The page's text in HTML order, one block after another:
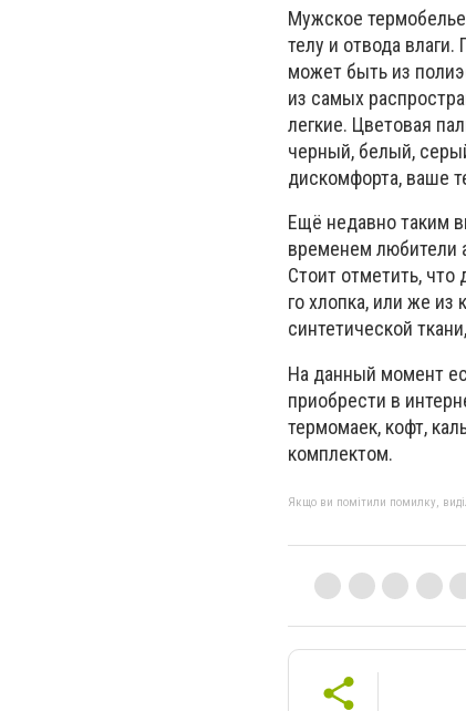
Мужское термобелье
телу и отвода
может быть из
из самых
легкие. Цветовая
черный, белый,
дискомфорта, ваше
Ещё недавно таким
временем любители
Стоит отметить,
го хлопка, или же
синтетической
На данный момент
приобрести в
термомаек, кофт,
комплектом.
Якщо ви помітили помилку,